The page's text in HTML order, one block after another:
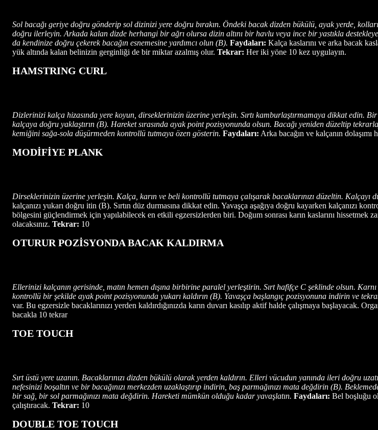
Sol bacağı geriye doğru gönderip sol dizinizi yere doğru bırakın. Öndeki bacak dizden bükülü, ayak yerde,
doğru ilerleyin. Arkada kalan dizde herhangi bir ağrı olursa dizin altını bir havlu veya ince bir yastıkla
da kendinize doğru çekerek bacağın esnemesine yardımcı olun (B). Faydaları: Kalça kaslarını ve arka bacak
yük altında kalan belinizin gerginliği de bir miktar azalmış olur. Tekrar: Her iki yöne 10 kez uygulayın.
HAMSTRING CURL
Dizlerinizi kalça hizasında yere koyun, dirseklerinizin üzerine yerleşin. Sırtı kamburlaştırmamaya dikkat edin.
kalçaya doğru yaklaştırın (B). Hareket sırasında ayak point pozisyonunda olsun. Bacağı yeniden düzeltip
kemiğini sağa-sola düşürmeden kontrollü tutmaya özen gösterin. Faydaları: Arka bacağın ve kalçanın dolaşımı
MODİFİYE PLANK
Dirseklerinizin üzerine yerleşin. Kalça, karın ve beli kontrollü tutmaya çalışarak bacaklarınızı düzeltin. Kalçayı
kalçanızı yukarı doğru itin (B). Sırtın düz durmasına dikkat edin. Yavaşça aşağıya doğru kayarken kalçanızı
bölgesini güçlendirmek için yapılabilecek en etkili egzersizlerden biri. Doğum sonrası karın kaslarını hissetmek
olacaksınız. Tekrar: 10
OTURUR POZİSYONDA BACAK KALDIRMA
Ellerinizi kalçanın gerisinde, matın hemen dışına birbirine paralel yerleştirin. Sırt hafifçe C şeklinde olsun.
kontrollü bir şekilde ayak point pozisyonunda yukarı kaldırın (B). Yavaşça başlangıç pozisyonuna indirin ve
var. Bu egzersizle bacaklarınızı yerden kaldırdığınızda karın duvarı kasılıp aktif halde çalışmaya başlayacak.
bacakla 10 tekrar
TOE TOUCH
Sırt üstü yere uzanın. Bacaklarınızı dizden bükülü olarak yerden kaldırın. Elleri vücudun yanında ileri doğru
nefesinizi boşaltın ve bir bacağınızı merkezden uzaklaştırıp indirin, baş parmağınızı mata değdirin (B).
bir sağ, bir sol parmağınızı mata değdirin. Hareketi mümkün olduğu kadar yavaşlatın. Faydaları: Bel boşluğu
çalıştıracak. Tekrar: 10
DOUBLE TOE TOUCH